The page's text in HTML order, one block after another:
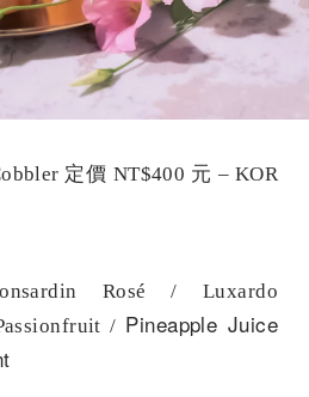
定價 NT$400 元 – KOR
Rosé / Luxardo
/ Pineapple Juice